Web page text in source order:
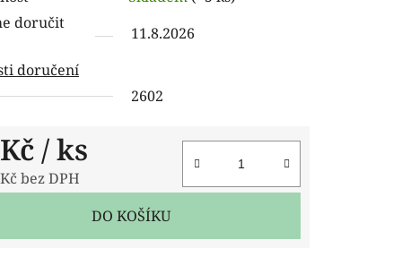
doručit
11.8.2026
doručení
2602
/ ks
bez DPH
DO KOŠÍKU